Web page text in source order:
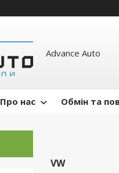
Advance Auto
Про нас Обмін та
VW